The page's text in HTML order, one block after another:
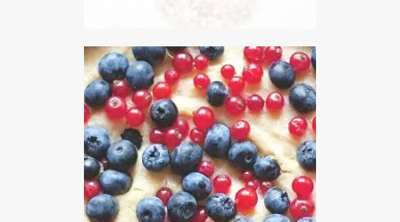
więcej
Czas przygotowania:
do 30 minut
CIASTA I DESERY
BOŻE NARODZENIE ?